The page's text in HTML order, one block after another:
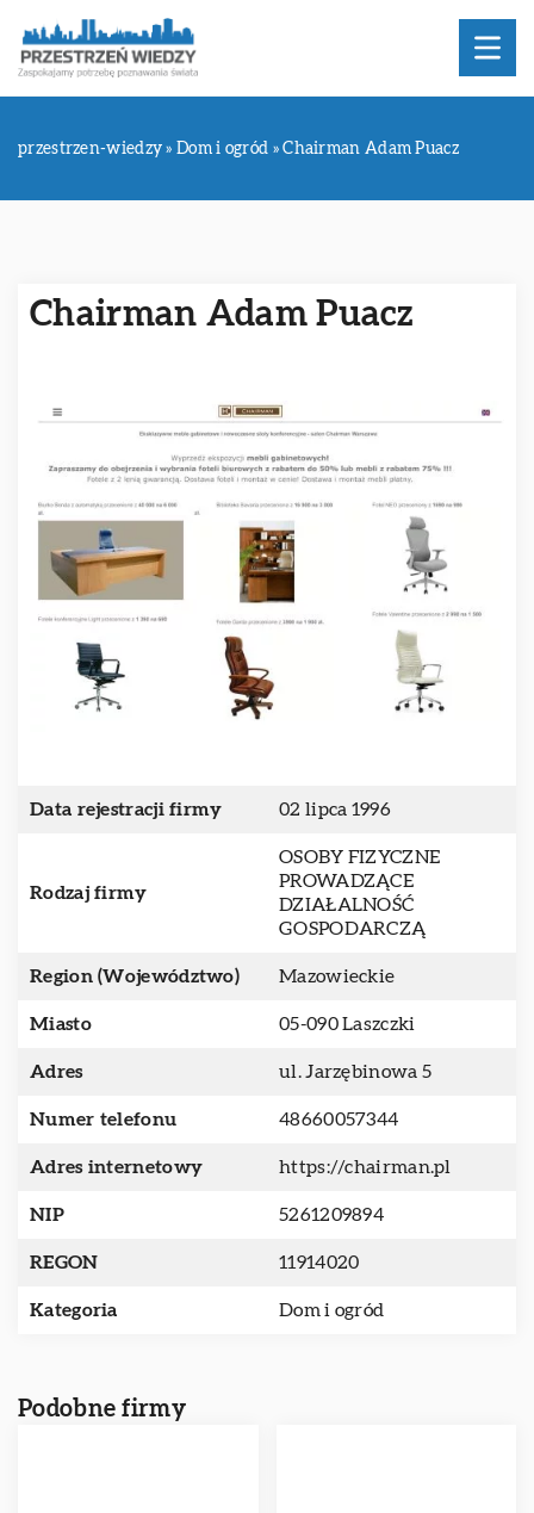
przestrzen-wiedzy »Dom i ogród »Chairman Adam Puacz
Chairman Adam Puacz
Data rejestracji firmy 02 lipca 1996
Rodzaj firmy
OSOBY FIZYCZNE
PROWADZĄCE
DZIAŁALNOŚĆ
GOSPODARCZĄ
Region (Województwo) Mazowieckie
Miasto 05-090 Laszczki
Adres ul. Jarzębinowa 5
Numer telefonu 48660057344
Adres internetowy https://chairman.pl
NIP 5261209894
REGON 11914020
Kategoria Dom i ogród
Podobne firmy